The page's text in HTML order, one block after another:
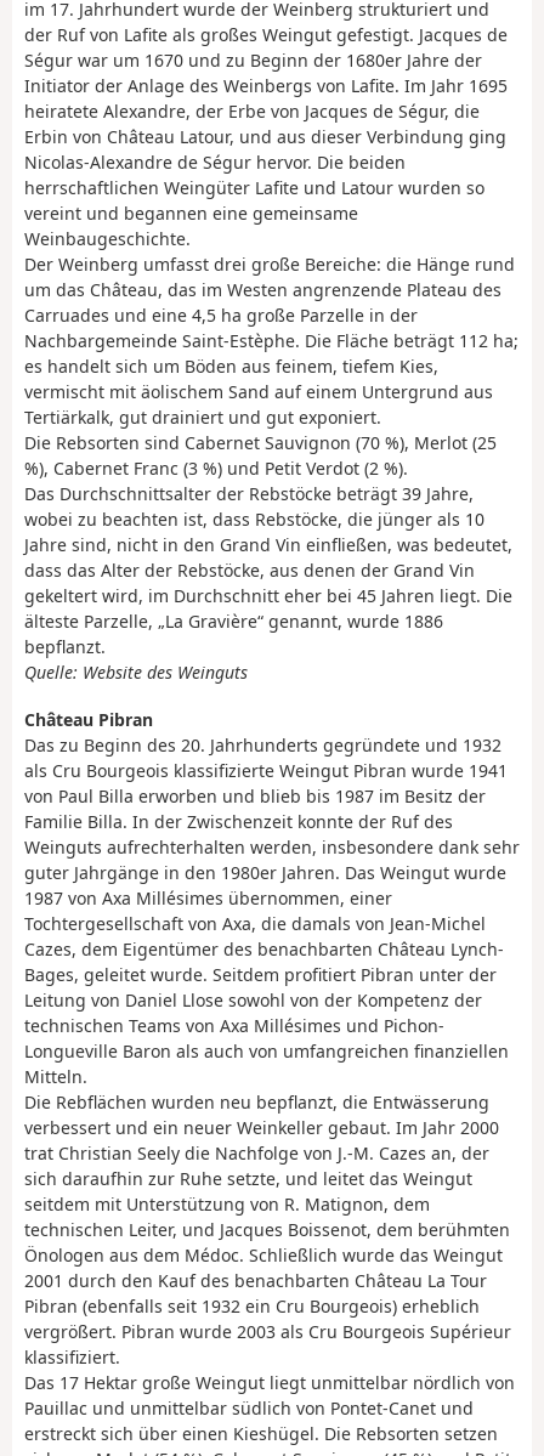
im 17. Jahrhundert wurde der Weinberg strukturiert und
der Ruf von Lafite als großes Weingut gefestigt. Jacques de
Ségur war um 1670 und zu Beginn der 1680er Jahre der
Initiator der Anlage des Weinbergs von Lafite. Im Jahr 1695
heiratete Alexandre, der Erbe von Jacques de Ségur, die
Erbin von Château Latour, und aus dieser Verbindung ging
Nicolas-Alexandre de Ségur hervor. Die beiden
herrschaftlichen Weingüter Lafite und Latour wurden so
vereint und begannen eine gemeinsame
Weinbaugeschichte.
Der Weinberg umfasst drei große Bereiche: die Hänge rund
um das Château, das im Westen angrenzende Plateau des
Carruades und eine 4,5 ha große Parzelle in der
Nachbargemeinde Saint-Estèphe. Die Fläche beträgt 112 ha;
es handelt sich um Böden aus feinem, tiefem Kies,
vermischt mit äolischem Sand auf einem Untergrund aus
Tertiärkalk, gut drainiert und gut exponiert.
Die Rebsorten sind Cabernet Sauvignon (70 %), Merlot (25
%), Cabernet Franc (3 %) und Petit Verdot (2 %).
Das Durchschnittsalter der Rebstöcke beträgt 39 Jahre,
wobei zu beachten ist, dass Rebstöcke, die jünger als 10
Jahre sind, nicht in den Grand Vin einfließen, was bedeutet,
dass das Alter der Rebstöcke, aus denen der Grand Vin
gekeltert wird, im Durchschnitt eher bei 45 Jahren liegt. Die
älteste Parzelle, „La Gravière“ genannt, wurde 1886
bepflanzt.
Quelle: Website des Weinguts
Château Pibran
Das zu Beginn des 20. Jahrhunderts gegründete und 1932
als Cru Bourgeois klassifizierte Weingut Pibran wurde 1941
von Paul Billa erworben und blieb bis 1987 im Besitz der
Familie Billa. In der Zwischenzeit konnte der Ruf des
Weinguts aufrechterhalten werden, insbesondere dank sehr
guter Jahrgänge in den 1980er Jahren. Das Weingut wurde
1987 von Axa Millésimes übernommen, einer
Tochtergesellschaft von Axa, die damals von Jean-Michel
Cazes, dem Eigentümer des benachbarten Château Lynch-
Bages, geleitet wurde. Seitdem profitiert Pibran unter der
Leitung von Daniel Llose sowohl von der Kompetenz der
technischen Teams von Axa Millésimes und Pichon-
Longueville Baron als auch von umfangreichen finanziellen
Mitteln.
Die Rebflächen wurden neu bepflanzt, die Entwässerung
verbessert und ein neuer Weinkeller gebaut. Im Jahr 2000
trat Christian Seely die Nachfolge von J.-M. Cazes an, der
sich daraufhin zur Ruhe setzte, und leitet das Weingut
seitdem mit Unterstützung von R. Matignon, dem
technischen Leiter, und Jacques Boissenot, dem berühmten
Önologen aus dem Médoc. Schließlich wurde das Weingut
2001 durch den Kauf des benachbarten Château La Tour
Pibran (ebenfalls seit 1932 ein Cru Bourgeois) erheblich
vergrößert. Pibran wurde 2003 als Cru Bourgeois Supérieur
klassifiziert.
Das 17 Hektar große Weingut liegt unmittelbar nördlich von
Pauillac und unmittelbar südlich von Pontet-Canet und
erstreckt sich über einen Kieshügel. Die Rebsorten setzen